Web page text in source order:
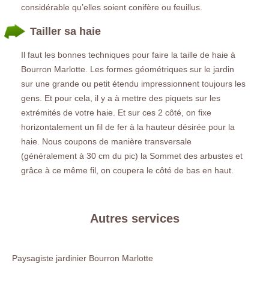
considérable qu’elles soient conifère ou feuillus.
Tailler sa haie
Il faut les bonnes techniques pour faire la taille de haie à
Bourron Marlotte. Les formes géométriques sur le jardin
sur une grande ou petit étendu impressionnent toujours les
gens. Et pour cela, il y a à mettre des piquets sur les
extrémités de votre haie. Et sur ces 2 côté, on fixe
horizontalement un fil de fer à la hauteur désirée pour la
haie. Nous coupons de manière transversale
(généralement à 30 cm du pic) la Sommet des arbustes et
grâce à ce même fil, on coupera le côté de bas en haut.
Autres services
Paysagiste jardinier Bourron Marlotte